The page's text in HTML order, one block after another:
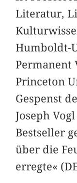
Literatur,
Humboldt-
Permanent
Princeton
Gespenst
Joseph
Bestseller
über die
erregte«